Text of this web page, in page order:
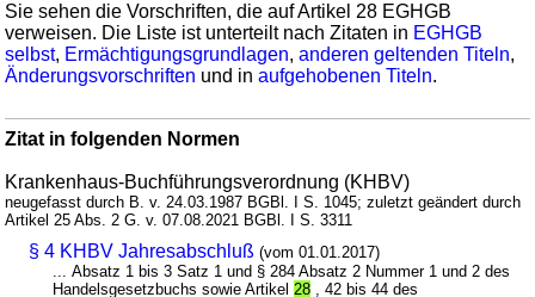
Sie sehen die Vorschriften, die auf Artikel 28 EGHGB
verweisen. Die Liste ist unterteilt nach Zitaten in EGHGB
selbst, Ermächtigungsgrundlagen,anderen geltenden Titeln,
Änderungsvorschriften und inaufgehobenen Titeln.
Zitat in folgenden Normen
Krankenhaus-Buchführungsverordnung (KHBV)
neugefasst durch B. v. 24.03.1987 BGBl. I S. 1045; zuletzt geändert durch
Artikel 25 Abs. 2 G. v. 07.08.2021 BGBl. I S. 3311
§ 4 KHBV Jahresabschluß (vom 01.01.2017)
... Absatz 1 bis 3 Satz 1 und § 284 Absatz 2 Nummer 1 und 2 des
Handelsgesetzbuchs sowie Artikel28 , 42 bis 44 des